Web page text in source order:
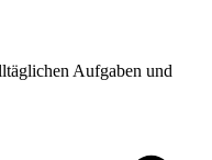
Aufgaben und